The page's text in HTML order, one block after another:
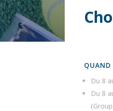
QUAND
Du 8
Du 8